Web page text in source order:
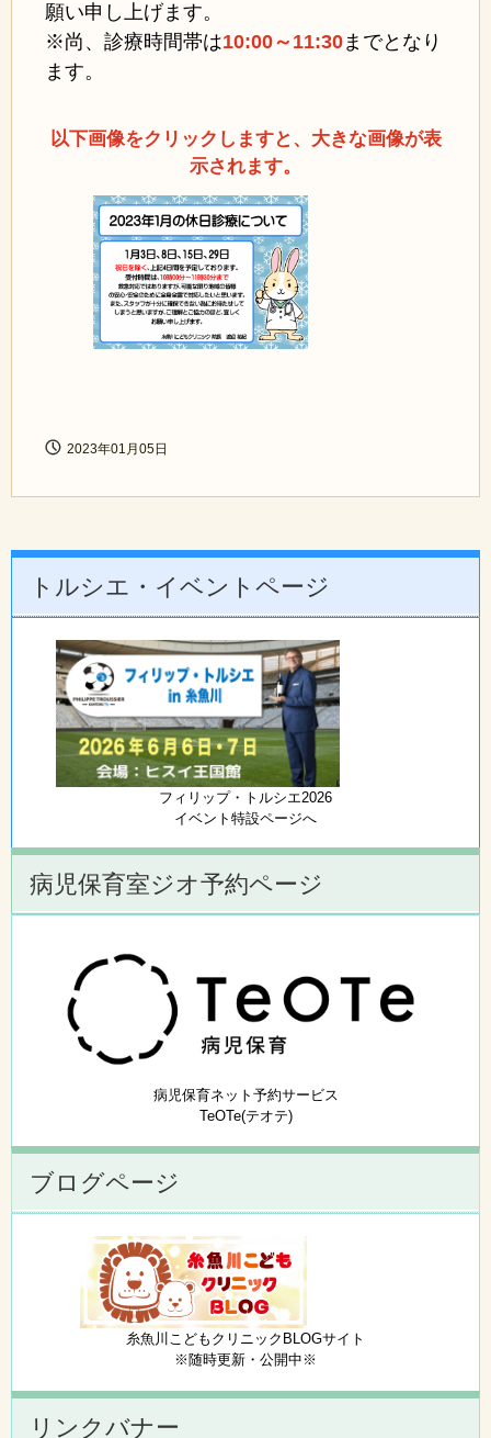
願い申し上げます。
※尚、診療時間帯は10:00～11:30までとなり
ます。
以下画像をクリックしますと、大きな画像が表
示されます。
2023年01月05日
トルシエ・イベントページ
フィリップ・トルシエ2026
イベント特設ページへ
病児保育室ジオ予約ページ
病児保育ネット予約サービス
TeOTe(テオテ)
ブログページ
糸魚川こどもクリニックBLOGサイト
※随時更新・公開中※
リンクバナー